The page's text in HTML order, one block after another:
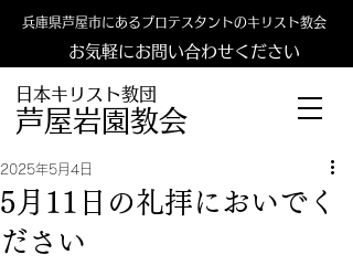
日本キリスト教団
​​芦屋岩園教会
兵庫県芦屋市にあるプロテスタントのキリスト教会
お気軽にお問い合わせください
5月11日の礼拝においでく
ださい
2025年5月4日